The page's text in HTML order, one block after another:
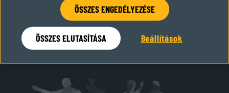
Hamarosan visszatérünk
ÖSSZES ENGEDÉLYEZÉSE
ÖSSZES ELUTASÍTÁSA Beállítások